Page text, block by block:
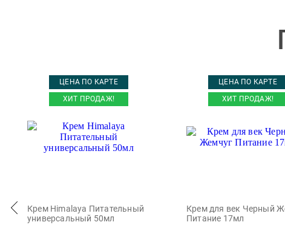
ЦЕНА ПО КАРТЕ
ХИТ ПРОДАЖ!
Крем Himalaya Питательный
универсальный 50мл
ЦЕНА ПО КАРТЕ
ХИТ ПРОДАЖ!
Крем для век Черный
Питание 17мл